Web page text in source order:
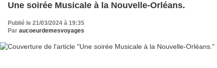
Une soirée Musicale à la Nouvelle-Orléans.
Publié le 21/03/2024 à 19:35
Par aucoeurdemesvoyages